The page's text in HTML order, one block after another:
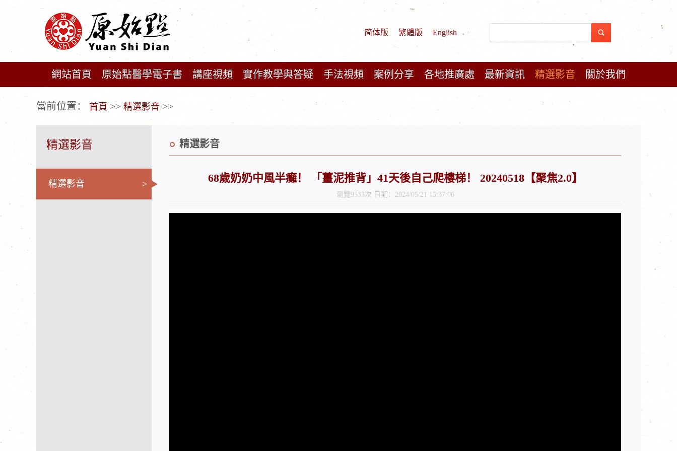
简体版 繁體版 English
網站首頁 原始點醫學電子書 講座視頻 實作教學與答疑 手法視頻 案例分享 各地推廣處 最新資訊 精選影音 關於我們
當前位置： 首頁 >> 精選影音 >>
精選影音
精選影音 >
精選影音
68歲奶奶中風半癱！ 「薑泥推背」41天後自己爬樓梯！ 20240518【聚焦2.0】
瀏覽9533次 日期：2024/05/21 15:37:06